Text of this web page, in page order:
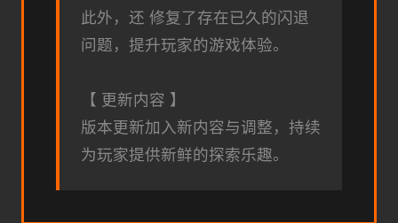
此外，还 修复了存在已久的闪退
问题，提升玩家的游戏体验。
【 更新内容 】
版本更新加入新内容与调整，持续
为玩家提供新鲜的探索乐趣。